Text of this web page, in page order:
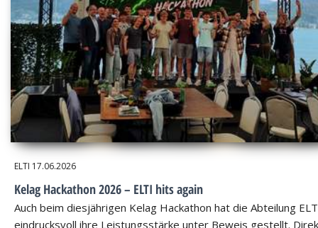
ELTI 17.06.2026
Kelag Hackathon 2026 – ELTI hits again
Auch beim diesjährigen Kelag Hackathon hat die Abteilung
eindrucksvoll ihre Leistungsstärke unter Beweis gestellt.